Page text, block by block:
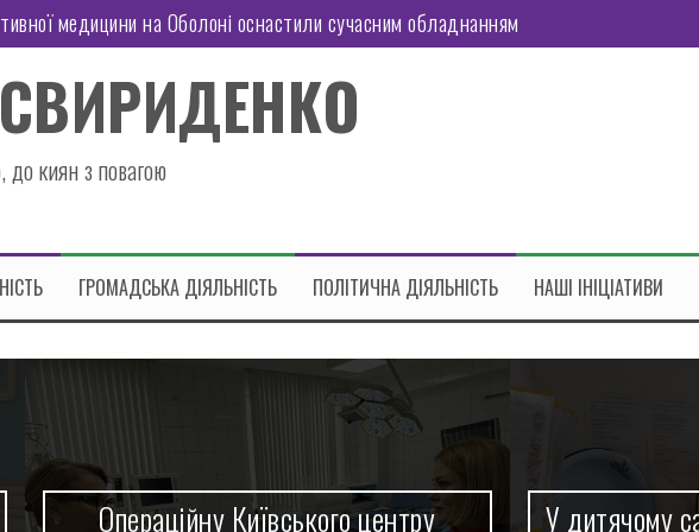
медицини на Оболоні оснастили сучасним обладнанням
оновили кухонний посуд
працює Пункт Незламності
підтримку
отримав гуманітарну допомогу
чи витримає економіка України нові правила гри
киян з повагою
ГРОМАДСЬКА ДІЯЛЬНІСТЬ ПОЛІТИЧНА ДІЯЛЬНІСТЬ НАШІ ІНІЦІАТИВИ
центру У дитячому садку №685, що на вул.